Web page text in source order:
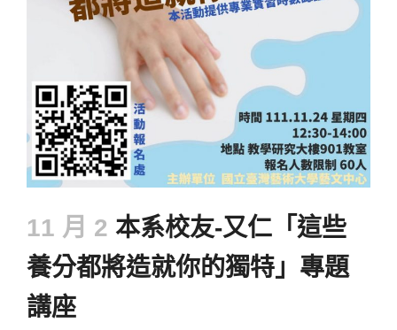
11 月 2 本系校友-又仁「這些
養分都將造就你的獨特」專題
講座